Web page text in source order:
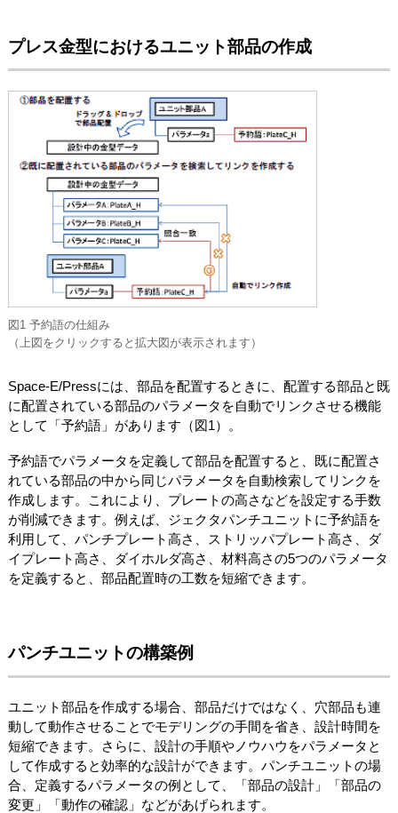
プレス金型におけるユニット部品の作成
図1 予約語の仕組み
（上図をクリックすると拡大図が表示されます）
Space-E/Pressには、部品を配置するときに、配置する部品と既
に配置されている部品のパラメータを自動でリンクさせる機能
として「予約語」があります（図1）。
予約語でパラメータを定義して部品を配置すると、既に配置さ
れている部品の中から同じパラメータを自動検索してリンクを
作成します。これにより、プレートの高さなどを設定する手数
が削減できます。例えば、ジェクタパンチユニットに予約語を
利用して、パンチプレート高さ、ストリッパプレート高さ、ダ
イプレート高さ、ダイホルダ高さ、材料高さの5つのパラメータ
を定義すると、部品配置時の工数を短縮できます。
パンチユニットの構築例
ユニット部品を作成する場合、部品だけではなく、穴部品も連
動して動作させることでモデリングの手間を省き、設計時間を
短縮できます。さらに、設計の手順やノウハウをパラメータと
して作成すると効率的な設計ができます。パンチユニットの場
合、定義するパラメータの例として、「部品の設計」「部品の
変更」「動作の確認」などがあげられます。